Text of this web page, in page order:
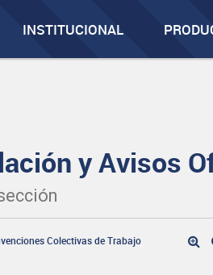
INSTITUCIONAL
y Avisos
Colectivas de Trabajo